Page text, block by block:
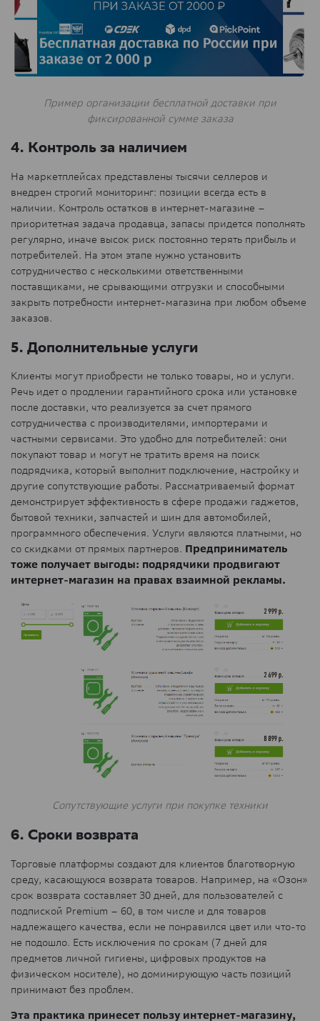
Пример организации бесплатной доставки при
фиксированной сумме заказа
4. Контроль за наличием
На маркетплейсах представлены тысячи селлеров и
внедрен строгий мониторинг: позиции всегда есть в
наличии. Контроль остатков в интернет-магазине –
приоритетная задача продавца, запасы придется пополнять
регулярно, иначе высок риск постоянно терять прибыль и
потребителей. На этом этапе нужно установить
сотрудничество с несколькими ответственными
поставщиками, не срывающими отгрузки и способными
закрыть потребности интернет-магазина при любом объеме
заказов.
5. Дополнительные услуги
Клиенты могут приобрести не только товары, но и услуги.
Речь идет о продлении гарантийного срока или установке
после доставки, что реализуется за счет прямого
сотрудничества с производителями, импортерами и
частными сервисами. Это удобно для потребителей: они
покупают товар и могут не тратить время на поиск
подрядчика, который выполнит подключение, настройку и
другие сопутствующие работы. Рассматриваемый формат
демонстрирует эффективность в сфере продажи гаджетов,
бытовой техники, запчастей и шин для автомобилей,
программного обеспечения. Услуги являются платными, но
со скидками от прямых партнеров. Предприниматель
тоже получает выгоды: подрядчики продвигают
интернет-магазин на правах взаимной рекламы.
Сопутствующие услуги при покупке техники
6. Сроки возврата
Торговые платформы создают для клиентов благотворную
среду, касающуюся возврата товаров. Например, на «Озон»
срок возврата составляет 30 дней, для пользователей с
подпиской Premium – 60, в том числе и для товаров
надлежащего качества, если не понравился цвет или что-то
не подошло. Есть исключения по срокам (7 дней для
предметов личной гигиены, цифровых продуктов на
физическом носителе), но доминирующую часть позиций
принимают без проблем.
Эта практика принесет пользу интернет-магазину,